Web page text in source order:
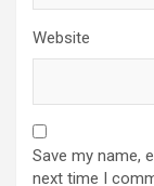
Website
Save my name,
next time I